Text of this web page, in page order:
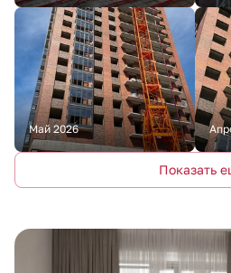
Май 2026
Показать